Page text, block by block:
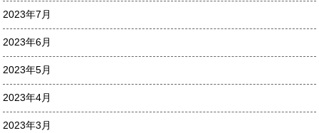
2023年7月
2023年6月
2023年5月
2023年4月
2023年3月